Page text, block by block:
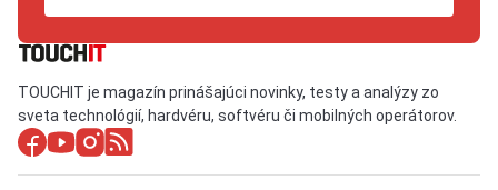
TOUCHIT je magazín prinášajúci novinky, testy a analýzy zo
sveta technológií, hardvéru, softvéru či mobilných operátorov.